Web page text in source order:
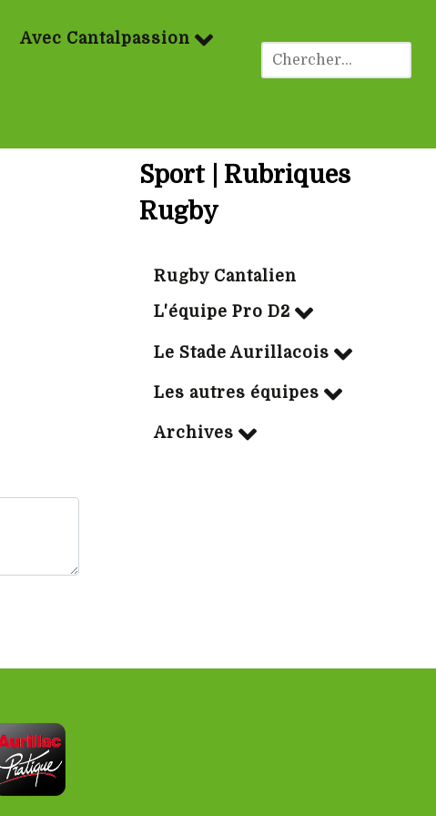
Avec Cantalpassion
Sport | Rubriques
Rugby
Rugby Cantalien
L'équipe Pro D2
Le Stade Aurillacois
Les autres équipes
Archives